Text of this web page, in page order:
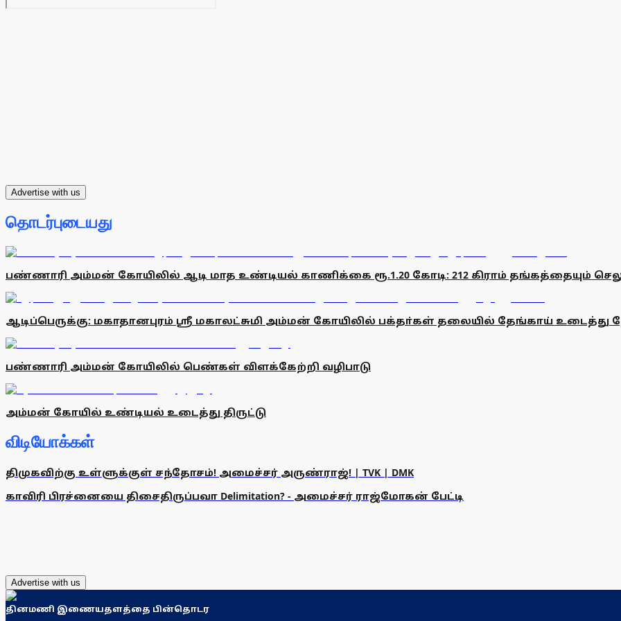
Advertise with us
தொடர்புடையது
பண்ணாரி அம்மன் கோயிலில் ஆடி மாத உண்டியல் காணிக்கை ரூ.1.20 கோடி: 212 கிராம் தங்கத்தையும்
ஆடிப்பெருக்கு: மகாதானபுரம் ஸ்ரீ மகாலட்சுமி அம்மன் கோயிலில் பக்தா்கள் தலையில் தேங்காய் உடைத்து
பண்ணாரி அம்மன் கோயிலில் பெண்கள் விளக்கேற்றி வழிபாடு
அம்மன் கோயில் உண்டியல் உடைத்து திருட்டு
விடியோக்கள்
திமுகவிற்கு உள்ளுக்குள் சந்தோசம்! அமைச்சர் அருண்ராஜ்! | TVK | DMK
காவிரி பிரச்னையை திசைதிருப்பவா Delimitation? - அமைச்சர் ராஜ்மோகன் பேட்டி
Advertise with us
தினமணி இணையதளத்தை பின்தொடர